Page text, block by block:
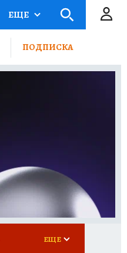
ЕЩЕ
ПОДПИСКА
ЕЩЕ